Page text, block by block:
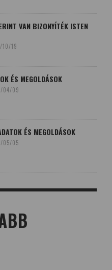
VAN BIZONYÍTÉK ISTEN
10/19
ÉS MEGOLDÁSOK
04/09
ÉS MEGOLDÁSOK
05/05